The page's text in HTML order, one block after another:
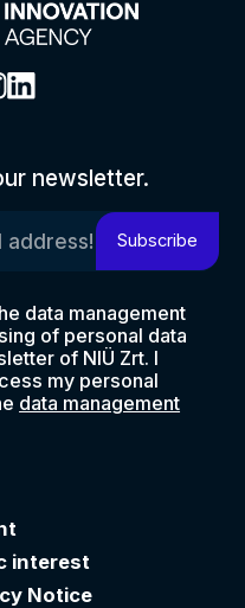
newsletter.
Subscribe
data management
of personal data
of NIÜ Zrt. I
my personal
data management
interest
Notice